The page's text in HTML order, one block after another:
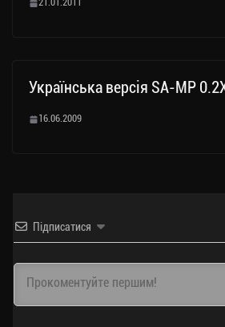
21.01.2011
Українська версія SA-MP
16.06.2009
Підписатися